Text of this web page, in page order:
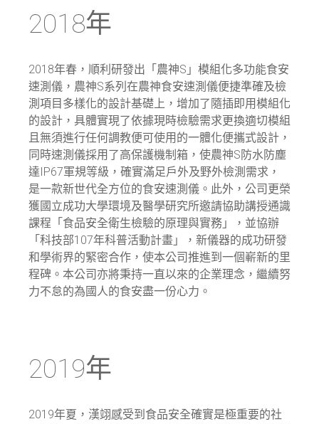
2018年
2018年春，順利研發出「農神S」模組化多功能食安
速測儀，農神S系列在農神食安速測儀便捷準確及檢
測項目多樣化的設計基礎上，增加了隨插即用模組化
的設計，具體實現了依據現時檢驗需求更換適切模組
且無須進行任何調教便可使用的一體化便攜式設計，
同時速測儀採用了高保護機制箱，使農神S防水防塵
達IP67軍規等級，確實滿足戶外及野外檢測需求，
是一款新世代全方位的食安速測儀。此外，公司更榮
獲國立成功大學環境及醫學研究所邀請協助講授通識
課程「食品安全衛生檢驗的原理與實務」，並協辦
「科技部107年科普活動計畫」，新儀器的成功研發
和學術界的緊密合作，使本公司推進到一個嶄新的里
程碑。本公司亦將秉持一直以來的企業理念，繼續努
力不怠的為國人的食安盡一份心力。
2019年
2019年夏，漢翊感受到食品安全確實是極重要的社